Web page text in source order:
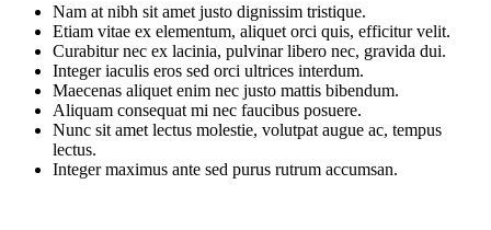
Nam at nibh sit amet justo dignissim tristique.
Etiam vitae ex elementum, aliquet orci quis, efficitur velit.
Curabitur nec ex lacinia, pulvinar libero nec, gravida dui.
Integer iaculis eros sed orci ultrices interdum.
Maecenas aliquet enim nec justo mattis bibendum.
Aliquam consequat mi nec faucibus posuere.
Nunc sit amet lectus molestie, volutpat augue ac, tempus
lectus.
Integer maximus ante sed purus rutrum accumsan.